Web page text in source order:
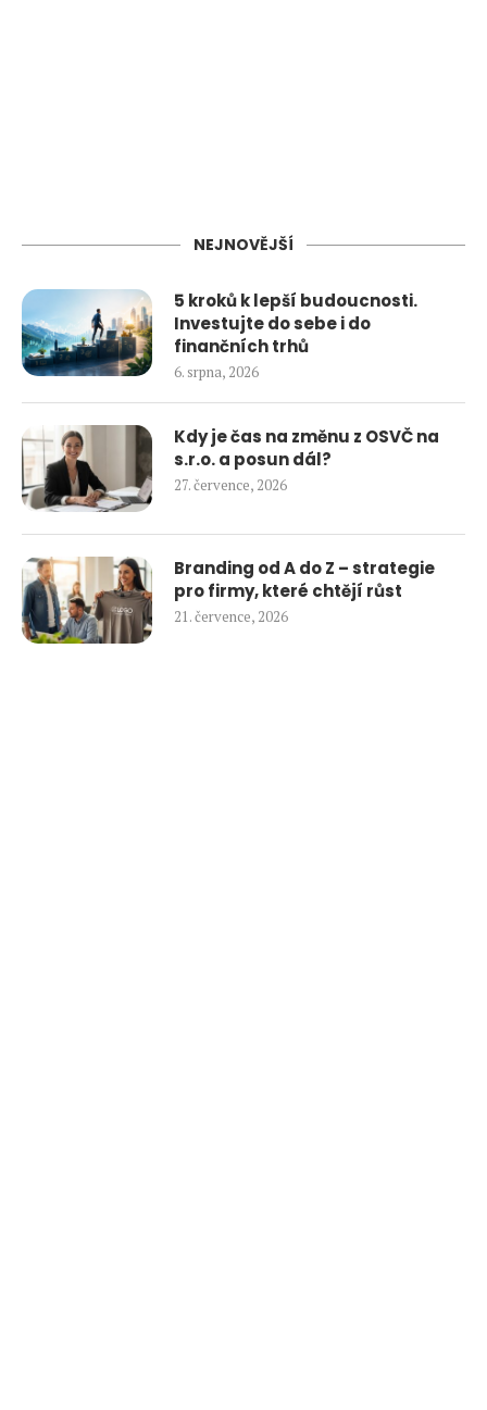
NEJNOVĚJŠÍ
5 kroků k lepší budoucnosti.
Investujte do sebe i do
finančních trhů
6. srpna, 2026
Kdy je čas na změnu z OSVČ na
s.r.o. a posun dál?
27. července, 2026
Branding od A do Z – strategie
pro firmy, které chtějí růst
21. července, 2026